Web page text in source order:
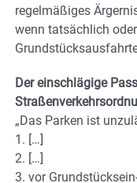
regelmäßiges
wenn tatsächlich
Der einschlägige
„Das Parken ist
1. […]
2. […]
3. vor